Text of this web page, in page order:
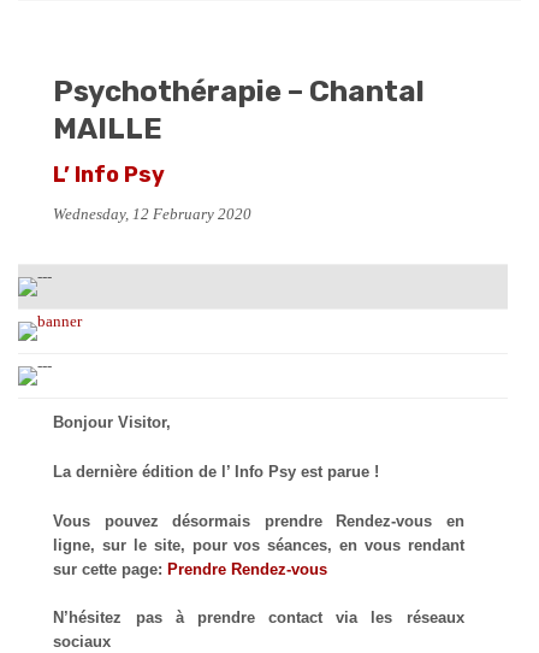
Psychothérapie – Chantal
MAILLE
L’ Info Psy
Wednesday, 12 February 2020
Bonjour Visitor,
La dernière édition de l’ Info Psy est parue !
Vous pouvez désormais prendre Rendez-vous en
ligne, sur le site, pour vos séances, en vous rendant
sur cette page:Prendre Rendez-vous
N’hésitez pas à prendre contact via les réseaux
sociaux